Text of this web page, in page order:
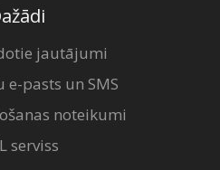
jautājumi
pasts un SMS
noteikumi
serviss